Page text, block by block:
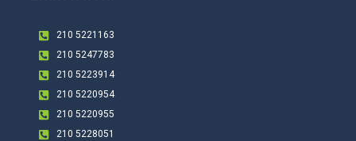
210 5221163
210 5247783
210 5223914
210 5220954
210 5220955
210 5228051